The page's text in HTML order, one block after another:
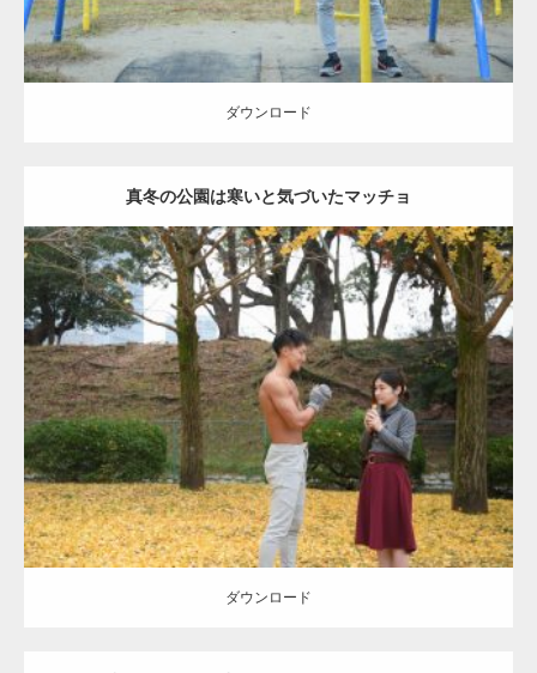
ダウンロード
真冬の公園は寒いと気づいたマッチョ
Update: 2021.07.8
Category:公園のマッチョ その他 AKIHITO(細マッチョ) 上腕三頭筋
肩
ダウンロード
ダウンロード